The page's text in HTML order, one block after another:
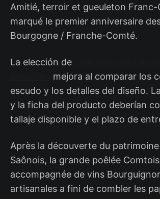
Amitié, terroir et gueuleton
marqué le premier anniversaire
Bourgogne / Franche-Comté.
La elección de
mejora al comparar los
escudo y los detalles del diseño.
y la ficha del producto deberían
tallaje disponible y el plazo de
Après la découverte du
Saônois, la grande poêlée
accompagnée de vins
artisanales a fini de combler les